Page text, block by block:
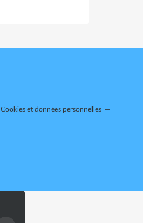
Cookies et données personnelles